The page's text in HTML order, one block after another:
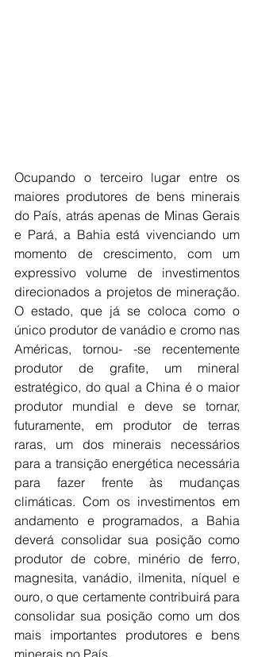
Ocupando o terceiro lugar entre os
maiores produtores de bens minerais
do País, atrás apenas de Minas Gerais
e Pará, a Bahia está vivenciando um
momento de crescimento, com um
expressivo volume de investimentos
direcionados a projetos de mineração.
O estado, que já se coloca como o
único produtor de vanádio e cromo nas
Américas, tornou- -se recentemente
produtor de grafite, um mineral
estratégico, do qual a China é o maior
produtor mundial e deve se tornar,
futuramente, em produtor de terras
raras, um dos minerais necessários
para a transição energética necessária
para fazer frente às mudanças
climáticas. Com os investimentos em
andamento e programados, a Bahia
deverá consolidar sua posição como
produtor de cobre, minério de ferro,
magnesita, vanádio, ilmenita, níquel e
ouro, o que certamente contribuirá para
consolidar sua posição como um dos
mais importantes produtores e bens